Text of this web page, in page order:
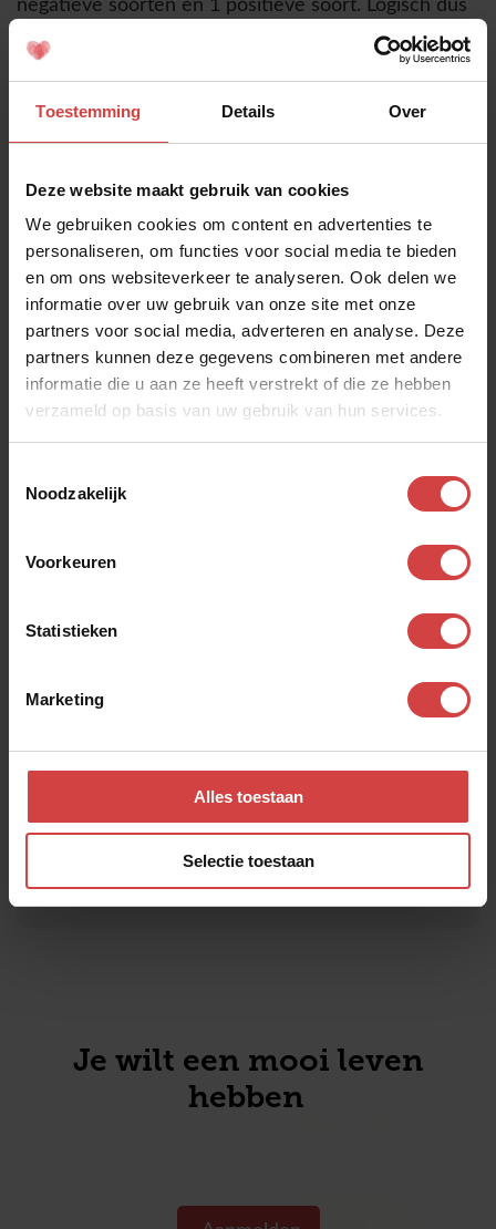
Toestemming Details Over
Deze website maakt gebruik van cookies
We gebruiken cookies om content en advertenties te
personaliseren, om functies voor social media te bieden
en om ons websiteverkeer te analyseren. Ook delen we
informatie over uw gebruik van onze site met onze
partners voor social media, adverteren en analyse. Deze
partners kunnen deze gegevens combineren met andere
informatie die u aan ze heeft verstrekt of die ze hebben
verzameld op basis van uw gebruik van hun services.
Noodzakelijk
Voorkeuren
Statistieken
Marketing
Alles toestaan
Selectie toestaan
negatieve soorten en 1 positieve soort. Logisch dus
dat we vaker een negatief gevoel ervaren.
wordt vaker genoemd dan goed nieuws. Dat komt
doordat goed nieuws de standaard is en zo werkt
waar je je zorgen om maakt of boos, verdrietig om
bent.
Maar ja, onze communicatie mag wel een feestje
zijn en daarom is het goed, leuk en fijn om af en toe
eens in geuren en kleuren te benoemen wat je dag
of je week zo leuk heeft gemaakt.
Waaraan beleefde ik deze week plezier en hoe was
Bekijk ook andere
Onvoorwaardelijke liefde
Je wilt een mooi leven
hebben s